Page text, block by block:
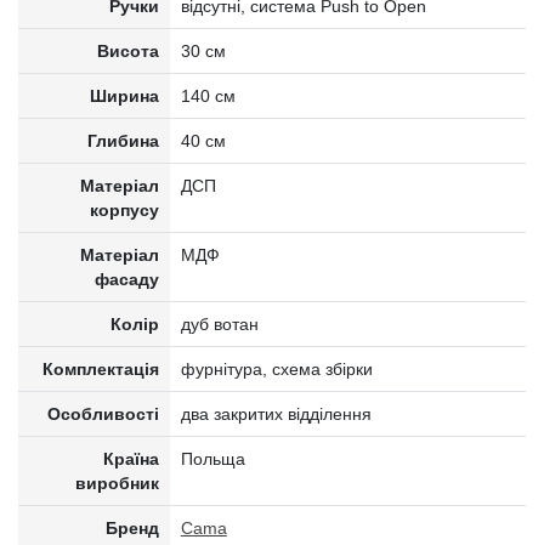
Ручки відсутні, система Push to Open
Висота 30 см
Ширина 140 см
Глибина 40 см
Матеріал
корпусу
ДСП
Матеріал
фасаду
МДФ
Колір дуб вотан
Комплектація фурнітура, схема збірки
Особливості два закритих відділення
Країна
виробник
Польща
Бренд Cama